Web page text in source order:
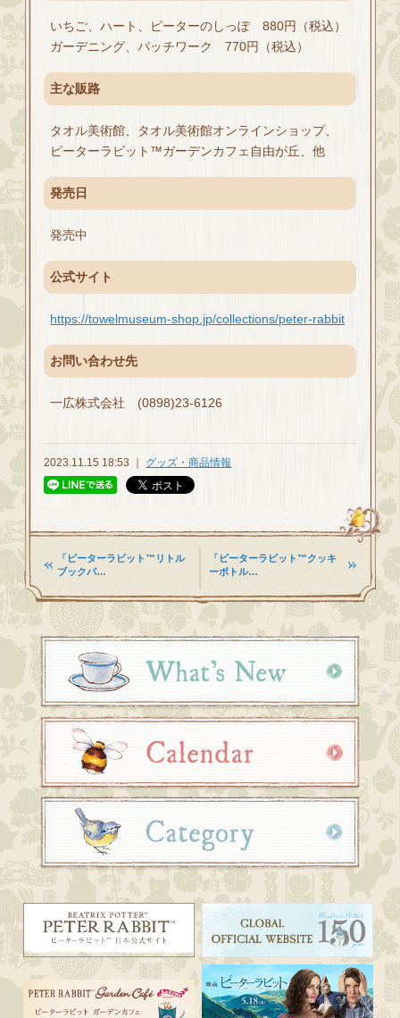
いちご、ハート、ピーターのしっぽ 880円（税込）
ガーデニング、パッチワーク 770円（税込）
主な販路
タオル美術館、タオル美術館オンラインショップ、
ピーターラビット™ガーデンカフェ自由が丘、他
発売日
発売中
公式サイト
https://towelmuseum-shop.jp/collections/peter-rabbit
お問い合わせ先
一広株式会社 (0898)23-6126
2023.11.15 18:53 ｜ グッズ・商品情報
「ピーターラビット™リトル
ブックパ…
「ピーターラビット™クッキ
ーボトル…